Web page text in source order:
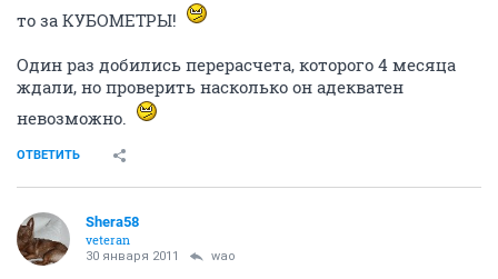
то за КУБОМЕТРЫ!
Один раз добились перерасчета, которого 4 месяца
ждали, но проверить насколько он адекватен
невозможно.
ОТВЕТИТЬ
Shera58
veteran
30 января 2011 wao